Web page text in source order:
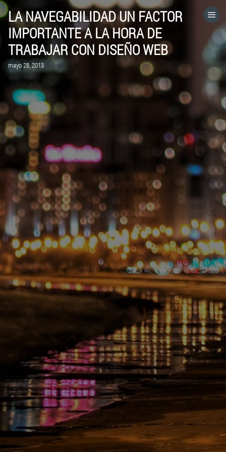
LA NAVEGABILIDAD UN FACTOR
IMPORTANTE A LA HORA DE
TRABAJAR CON DISEÑO WEB
mayo 28, 2013
HOME
CATEGORÍAS